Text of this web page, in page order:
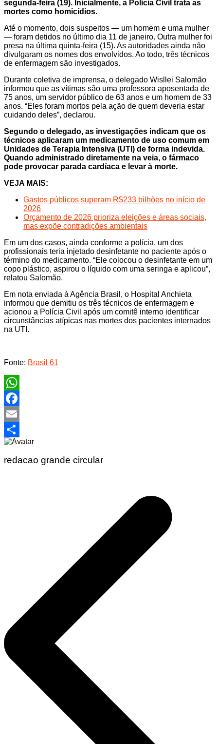
segunda-feira (19). Inicialmente, a Polícia Civil trata as
mortes como homicídios.
Até o momento, dois suspeitos — um homem e uma mulher
— foram detidos no último dia 11 de janeiro. Outra mulher foi
presa na última quinta-feira (15). As autoridades ainda não
divulgaram os nomes dos envolvidos. Ao todo, três técnicos
de enfermagem são investigados.
Durante coletiva de imprensa, o delegado Wisllei Salomão
informou que as vítimas são uma professora aposentada de
75 anos, um servidor público de 63 anos e um homem de 33
anos. “Eles foram mortos pela ação de quem deveria estar
cuidando deles”, declarou.
Segundo o delegado, as investigações indicam que os
técnicos aplicaram um medicamento de uso comum em
Unidades de Terapia Intensiva (UTI) de forma indevida.
Quando administrado diretamente na veia, o fármaco
pode provocar parada cardíaca e levar à morte.
VEJA MAIS:
Gastos públicos superam R$233 bilhões no início de
2026
Orçamento de 2026 prioriza eleições e áreas sociais,
mas expõe contradições ambientais
Em um dos casos, ainda conforme a polícia, um dos
profissionais teria injetado desinfetante no paciente após o
término do medicamento. “Ele colocou o desinfetante em um
copo plástico, aspirou o líquido com uma seringa e aplicou”,
relatou Salomão.
Em nota enviada à Agência Brasil, o Hospital Anchieta
informou que demitiu os três técnicos de enfermagem e
acionou a Polícia Civil após um comitê interno identificar
circunstâncias atípicas nas mortes dos pacientes internados
na UTI.
Fonte: Brasil 61
WhatsApp
Facebook
Email
Share
redacao grande circular